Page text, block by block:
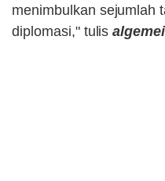
menimbulkan sejumlah
diplomasi," tulis